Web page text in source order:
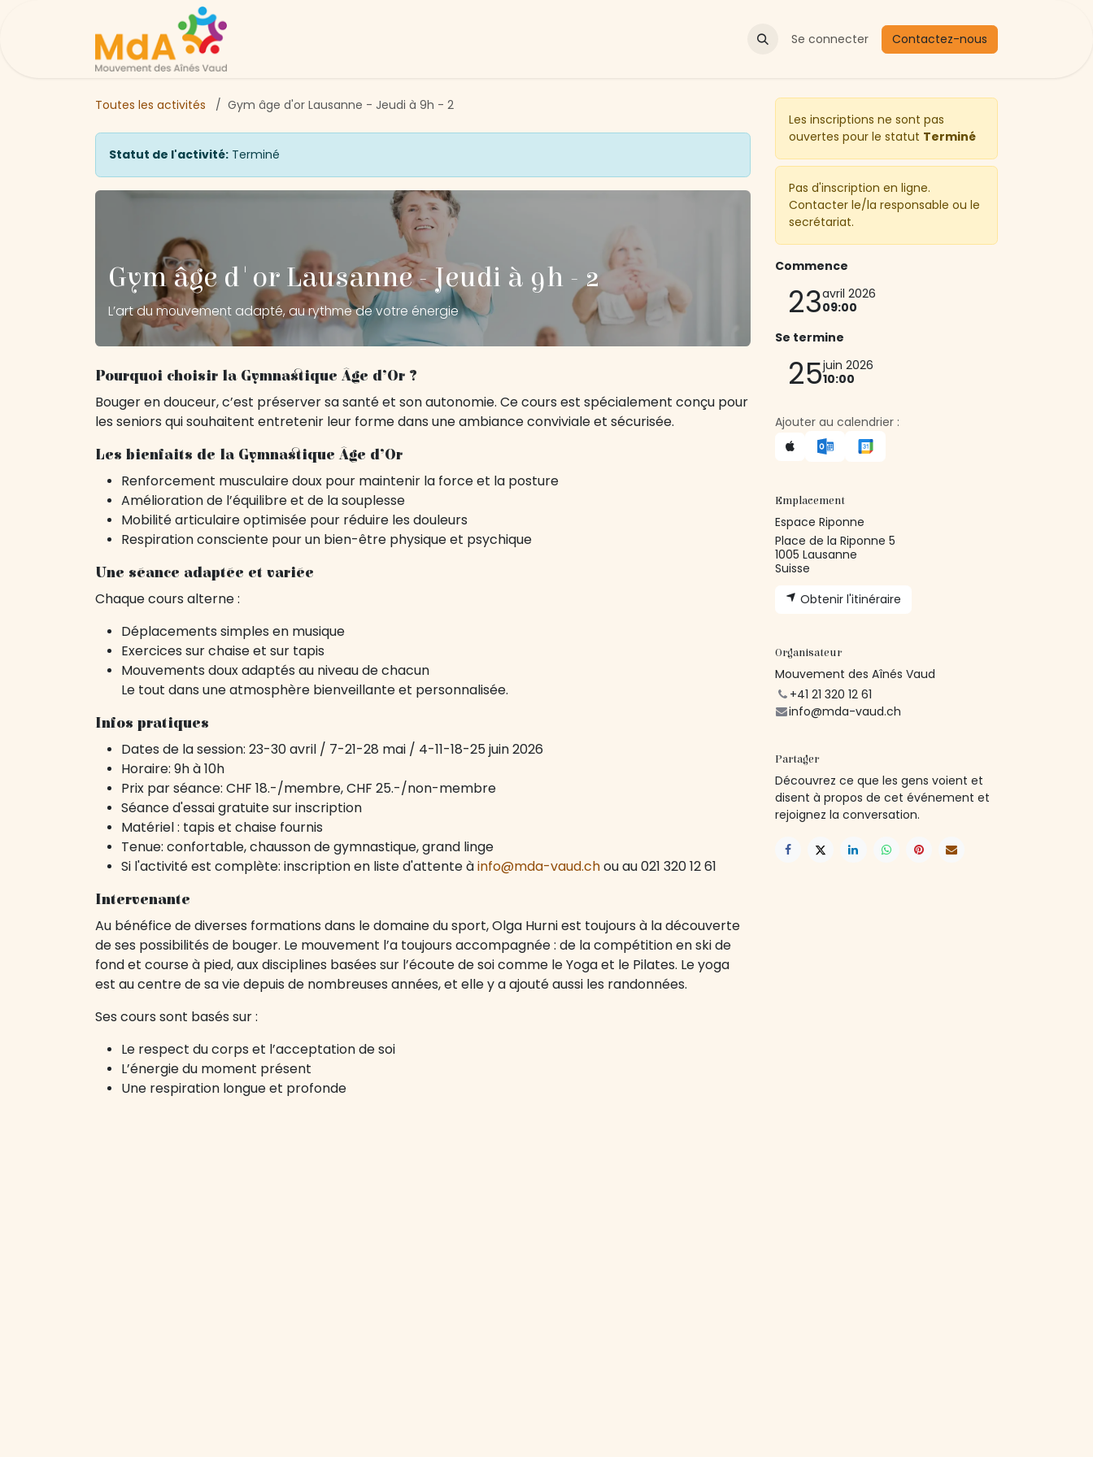
Actualités Se connecter Contactez-nous
Toutes les activités Gym âge d'or Lausanne - Jeudi à 9h - 2
Statut de l'activité: Terminé
Gym âge d'or Lausanne - Jeudi à 9h - 2
L’art du mouvement adapté, au rythme de votre énergie
Pourquoi choisir la Gymnastique Âge d’Or ?
Bouger en douceur, c’est préserver sa santé et son autonomie. Ce cours est spécialement conçu pour
les seniors qui souhaitent entretenir leur forme dans une ambiance conviviale et sécurisée.
Les bienfaits de la Gymnastique Âge d’Or
Renforcement musculaire doux pour maintenir la force et la posture
Amélioration de l’équilibre et de la souplesse
Mobilité articulaire optimisée pour réduire les douleurs
Respiration consciente pour un bien-être physique et psychique
Une séance adaptée et variée
Chaque cours alterne :
Déplacements simples en musique
Exercices sur chaise et sur tapis
Mouvements doux adaptés au niveau de chacun
Le tout dans une atmosphère bienveillante et personnalisée.
Infos pratiques
Dates de la session: 23-30 avril / 7-21-28 mai / 4-11-18-25 juin 2026
Horaire: 9h à 10h
Prix par séance: CHF 18.-/membre, CHF 25.-/non-membre
Séance d'essai gratuite sur inscription
Matériel : tapis et chaise fournis
Tenue: confortable, chausson de gymnastique, grand linge
Si l'activité est complète: inscription en liste d'attente àinfo@mda-vaud.chou au 021 320 12 61
Intervenante
Au bénéfice de diverses formations dans le domaine du sport, Olga Hurni est toujours à la découverte
de ses possibilités de bouger. Le mouvement l’a toujours accompagnée : de la compétition en ski de
fond et course à pied, aux disciplines basées sur l’écoute de soi comme le Yoga et le Pilates. Le yoga
est au centre de sa vie depuis de nombreuses années, et elle y a ajouté aussi les randonnées.
Ses cours sont basés sur :
Le respect du corps et l’acceptation de soi
L’énergie du moment présent
Une respiration longue et profonde
Les inscriptions ne sont pas
ouvertes pour le statut Terminé
Pas d'inscription en ligne.
Contacter le/la responsable ou le
secrétariat.
Commence
23avril 2026
09:00
Se termine
25juin 2026
10:00
Ajouter au calendrier :
Emplacement
Espace Riponne
Place de la Riponne 5
1005 Lausanne
Suisse
Obtenir l'itinéraire
Organisateur
Mouvement des Aînés Vaud
+41 21 320 12 61
info@mda-vaud.ch
Partager
Découvrez ce que les gens voient et
disent à propos de cet événement et
rejoignez la conversation.